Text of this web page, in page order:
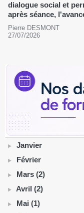
dialogue social et
après séance,
Pierre DESMONT
27/07/2026
Janvier
Février
Mars (2)
Avril (2)
Mai (1)